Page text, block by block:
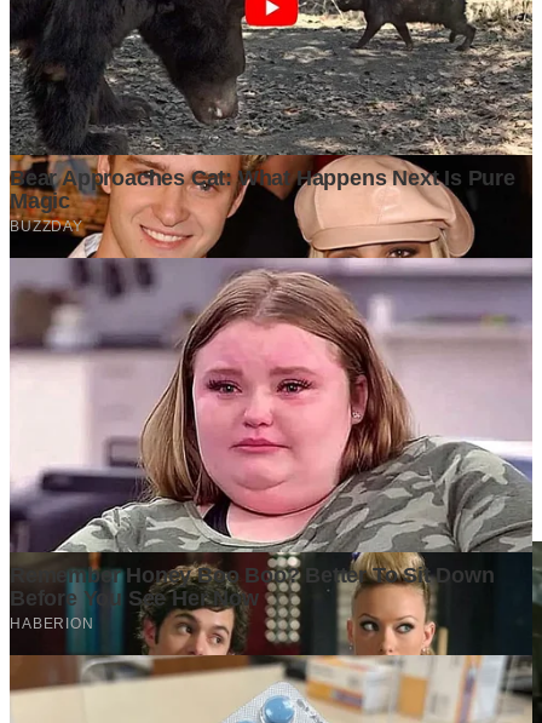
Ditulis olehKontributor
Penyuka detail yang percaya bahwa setiap tulisan punya nyawa.
Bertugas merangkai ide menjadi cerita yang mengalir, memastikan
setiap titik dan koma berada di tempat yang tepat untuk kenyamanan
membacamu
Komentar (0)
Tulis Komentar
Belum ada komentar. Jadilah yang pertama!
Baca Juga